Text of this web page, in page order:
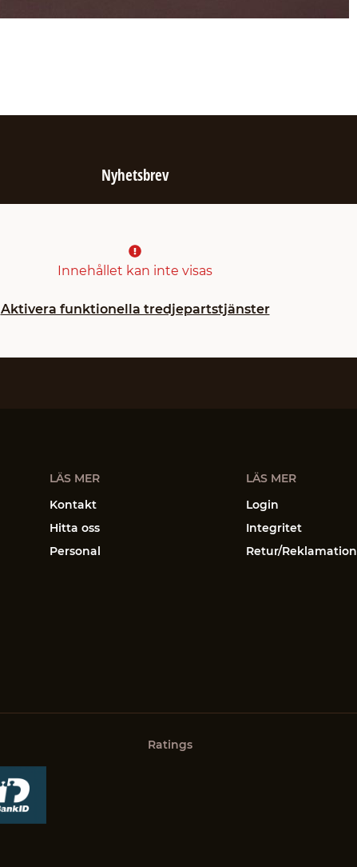
Nyhetsbrev
Innehållet kan inte visas
Aktivera funktionella tredjepartstjänster
LÄS MER
Kontakt
Hitta oss
Personal
LÄS MER
Login
Integritet
Retur/Reklamation
Ratings